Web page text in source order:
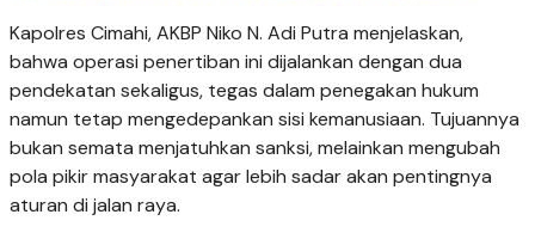
Kapolres Cimahi, AKBP Niko N. Adi Putra menjelaskan,
bahwa operasi penertiban ini dijalankan dengan dua
pendekatan sekaligus, tegas dalam penegakan hukum
namun tetap mengedepankan sisi kemanusiaan. Tujuannya
bukan semata menjatuhkan sanksi, melainkan mengubah
pola pikir masyarakat agar lebih sadar akan pentingnya
aturan di jalan raya.